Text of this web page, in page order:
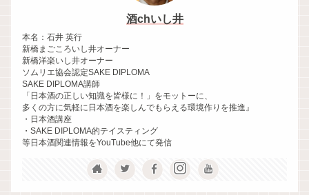
酒chいし井
本名：石井 英行
新橋まごころいし井オーナー
新橋洋楽いし井オーナー
ソムリエ協会認定SAKE DIPLOMA
SAKE DIPLOMA講師
「日本酒の正しい知識を皆様に！」をモットーに、
多くの方に気軽に日本酒を楽しんでもらえる環境作りを推進』
・日本酒講座
・SAKE DIPLOMA的テイスティング
等日本酒関連情報をYouTube他にて発信